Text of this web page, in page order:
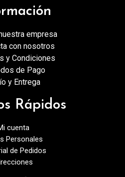
empresa
con nosotros
y Condiciones
de Pago
y Entrega
Rápidos
cuenta
Personales
de Pedidos